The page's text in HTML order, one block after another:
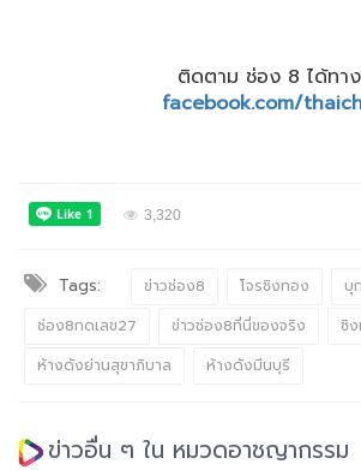
ติดตาม ช่อง 8 ได้ทาง
facebook.com/
3,320
Tags: ข่าวช่อง8 โจรชิงทอง
บุ
ช่อง8กดเลข27
ข่าวช่อง8ที่นี่ของจริง
ชิ
ห้างดังย่านสุขาภิบาล
ห้างดังมีนบุรี
ข่าวอื่น ๆ ใน หมวดอาชญากรรม